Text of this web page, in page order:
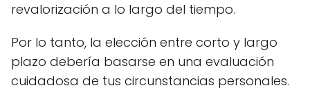
revalorización a lo largo del tiempo.
Por lo tanto, la elección entre corto y largo
plazo debería basarse en una evaluación
cuidadosa de tus circunstancias personales.